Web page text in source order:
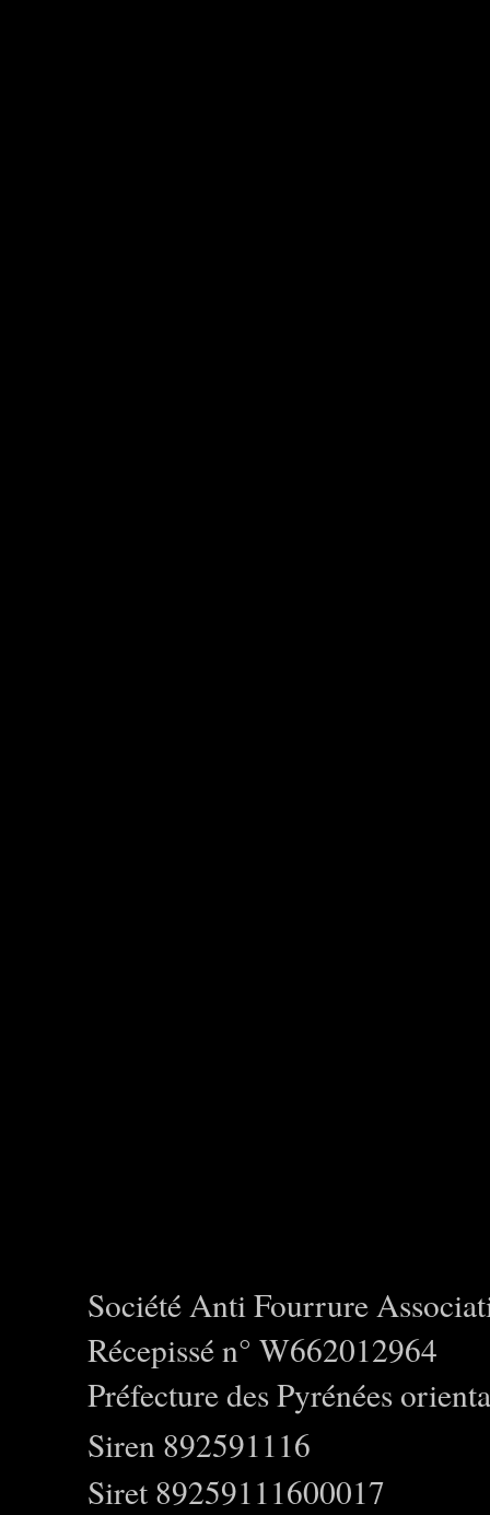
Société Anti Fourrure
Récepissé n° W662012964
Préfecture des Pyrénées
Siren 892591116
Siret 89259111600017